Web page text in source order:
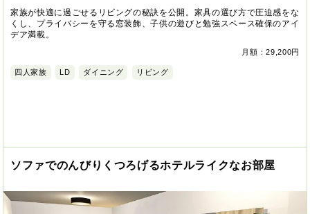
家族が快適に過ごせるリビングの秘訣を公開。家具の選び方で圧迫感をな
くし、プライバシーを守る窓装飾、子供の遊びと勉強スペース確保のアイ
デア満載。
月額：29,200円
四人家族 LD ダイニング リビング
ソファでのんびりくつろげるホテルライクなお部屋